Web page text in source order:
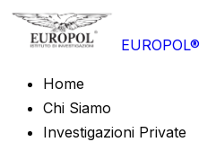
EUROPOL®
Home
Chi Siamo
Investigazioni Private